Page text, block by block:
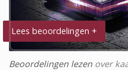
Lees beoordelingen +
Beoordelingen lezen over